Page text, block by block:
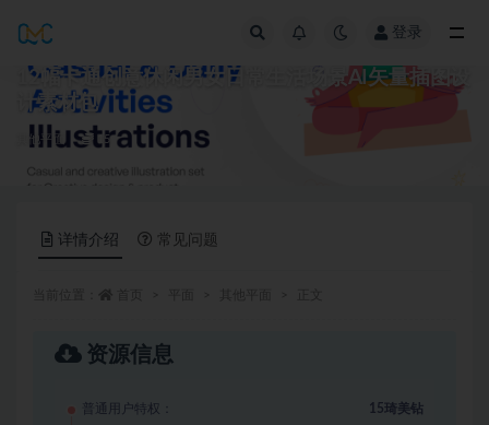
登录
12幅卡通创意休闲男女日常生活场景AI矢量插图设
计素材包
其他平面 15
详情介绍 常见问题
资源信息
普通用户特权： 15琦美钻